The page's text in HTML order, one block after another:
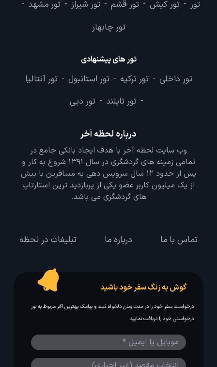
تور - تور کیش - تور قشم - تور شیراز - تور مشهد -
تور چابهار
تور های پیشنهادی
تور داخلی - تور ترکیه - تور استانبول - تور آنتالیا
- تور تایلند - تور دبی
درباره لحظه آخر
وب سایت لحظه آخر با هدف ایجاد بانکی جامع در
تمامی زمینه های گردشگری در سال 1391 شروع به کار و
پس از حدود 12 سال سرویس دهی به مسافرین با بیش
از یک میلیون کاربر عضو یکی از پربازدید ترین استارتاپ
های گردشگری می باشد.
تماس با ما درباره ما تبلیغات در لحظه
گوش به زنگ سفر خود باشید
درخواست سفر خود را در مدت زمان دلخواه ثبت و پیامک بهترین آفر مربوط به تور
درخواستی خود را دریافت نمایید